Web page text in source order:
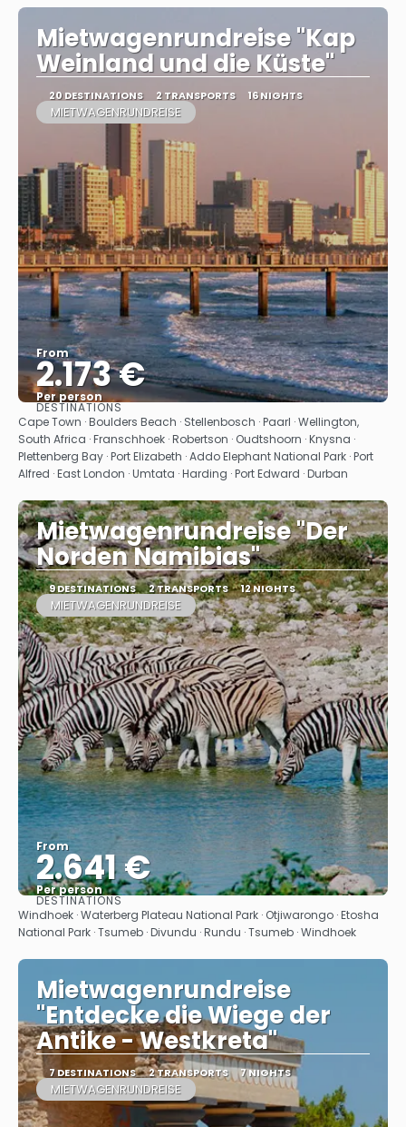
Mietwagenrundreise "Kap
Weinland und die Küste"
20 DESTINATIONS 2 TRANSPORTS 16 NIGHTS
MIETWAGENRUNDREISE
From
2.173 €
Per person
See
DESTINATIONS
Cape Town · Boulders Beach · Stellenbosch · Paarl · Wellington,
South Africa · Franschhoek · Robertson · Oudtshoorn · Knysna ·
Plettenberg Bay · Port Elizabeth · Addo Elephant National Park · Port
Alfred · East London · Umtata · Harding · Port Edward · Durban
Mietwagenrundreise "Der
Norden Namibias"
9 DESTINATIONS 2 TRANSPORTS 12 NIGHTS
MIETWAGENRUNDREISE
From
2.641 €
Per person
See
DESTINATIONS
Windhoek · Waterberg Plateau National Park · Otjiwarongo · Etosha
National Park · Tsumeb · Divundu · Rundu · Tsumeb · Windhoek
Mietwagenrundreise
"Entdecke die Wiege der
Antike - Westkreta"
7 DESTINATIONS 2 TRANSPORTS 7 NIGHTS
MIETWAGENRUNDREISE